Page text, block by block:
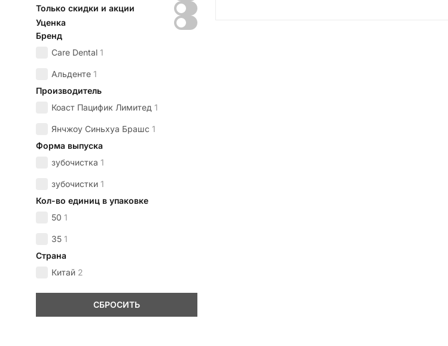
Только скидки и акции
Уценка
Бренд
Care Dental 1
Альденте 1
Производитель
Коаст Пацифик Лимитед 1
Янчжоу Синьхуа Брашс 1
Форма выпуска
зубочистка 1
зубочистки 1
Кол-во единиц в упаковке
50 1
35 1
Страна
Китай 2
СБРОСИТЬ